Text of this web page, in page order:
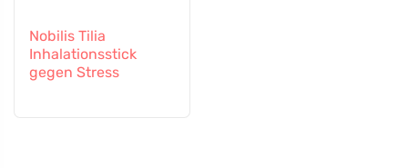
Nobilis Tilia
Inhalationsstick
gegen Stress